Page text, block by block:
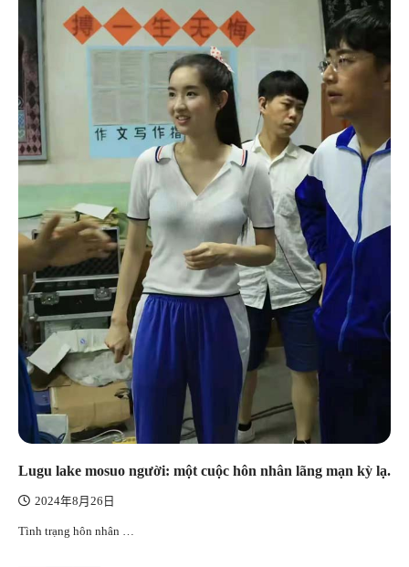
Lugu lake mosuo người: một cuộc hôn nhân lãng mạn kỳ lạ.
2024年8月26日
Tình trạng hôn nhân …